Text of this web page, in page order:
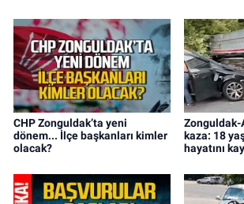
CHP Zonguldak’ta yeni
dönem... İlçe başkanları kimler
olacak?
Zonguldak-
kaza: 18
hayatını